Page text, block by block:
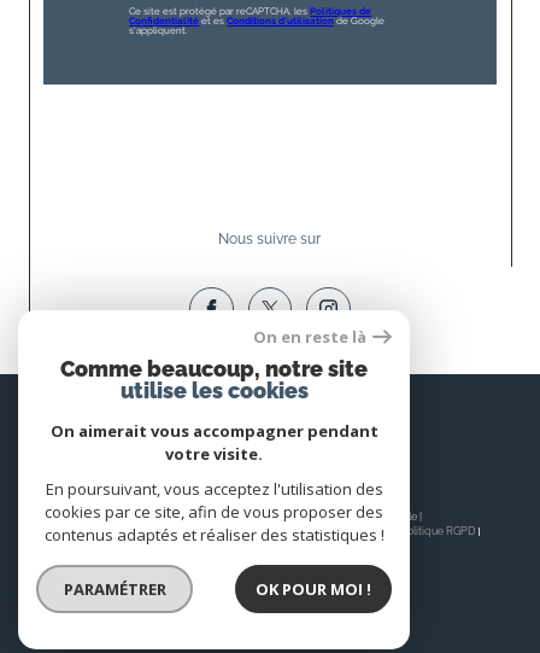
Ce site est protégé par reCAPTCHA, les Politiques de
Confidentialité et esConditions d'utilisation de Google
s'appliquent.
Nous suivre sur
Espace
PROPRIÉTAIRE
Se connecter
© 2026 | Tous droits réservés | Traduction powered by Google |
Nos honoraires
Plan du site Mentions légales Admin Nos liens
Politique RGPD
On en reste là
Comme beaucoup, notre site
utilise les cookies
On aimerait vous accompagner pendant
votre visite.
En poursuivant, vous acceptez l'utilisation des
cookies par ce site, afin de vous proposer des
contenus adaptés et réaliser des statistiques !
PARAMÉTRER OK POUR MOI !